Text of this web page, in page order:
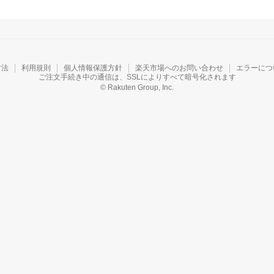
利用規則 個人情報保護方針 楽天市場へのお問い合わせ
エラーに
ご注文手続き中の通信は、SSLによりすべて暗号化されます
© Rakuten Group, Inc.